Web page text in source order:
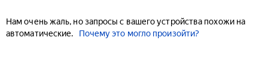
Нам очень жаль, но запросы с вашего устройства похожи на
автоматические.
Почему это могло произойти?